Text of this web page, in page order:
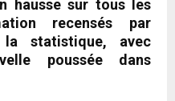
hausse sur tous les
recensés par
statistique, avec
poussée dans